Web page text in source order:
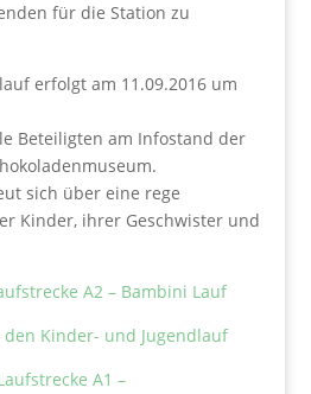
für die Station zu
erfolgt am 11.09.2016 um
Beteiligten am Infostand der
sich über eine rege
Kinder, ihrer Geschwister und
A2 – Bambini Lauf
Kinder- und Jugendlauf
A1 –